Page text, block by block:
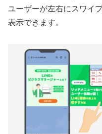
ユーザーが左右にスワイ
表示できます。